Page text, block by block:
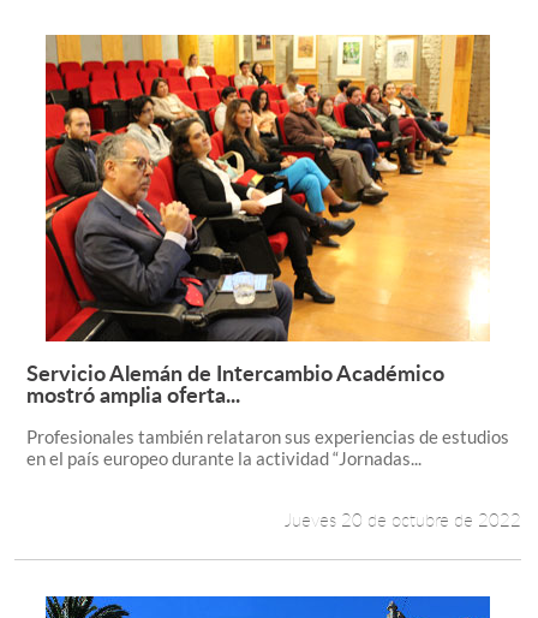
Leer más +
Servicio Alemán de Intercambio Académico
mostró amplia oferta...
Profesionales también relataron sus experiencias de estudios
en el país europeo durante la actividad “Jornadas...
Jueves 20 de octubre de 2022